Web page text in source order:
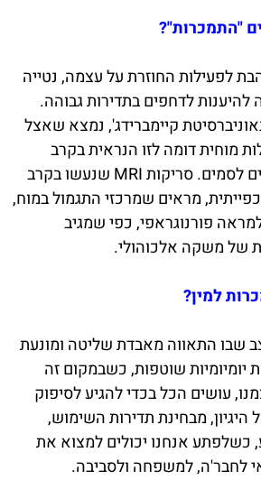
"התמכרות"?
לפעילות החוזרת על עצמה, נטייה
לדחפים בתדירות גבוהה.
קיימברידג', נמצא שאצל
מוחית דומה לזו הנראית בקרב
אלכוהוליסטים ומכורים לסמים. סריקות MRI שנעשו בקרב
מראים שמרכזי התגמול במוח,
פורנוגראפי, כפי שמגיב
של משקה אלכוהולי.
למין?
שבו התאווה מאבדת שליטה ומונעת
יומיומיות שוטפות, כשבמקום זה
עושים הכל בכדי להגיע לסיפוק
היגיון, מבחינת תדירות השימוש,
כשלפתע אנחנו יכולים למצוא את
לחבר'ה, למשפחה ולסביבה.